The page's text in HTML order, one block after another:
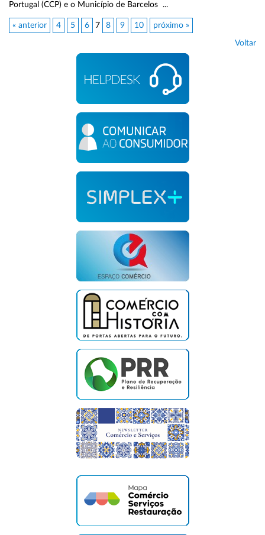
Portugal (CCP) e o Município de Barcelos ...
« anterior 4 5 6 7 8 9 10 próximo »
Voltar